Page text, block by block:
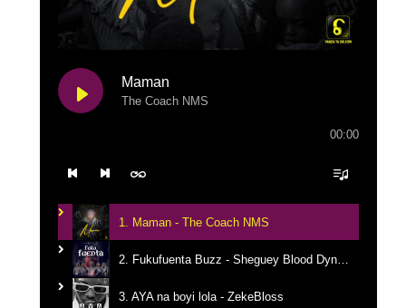
Maman
The Coach NMS
00:00
1. Maman - The Coach NMS
3. AYA na boyi lola - ZekeBloss